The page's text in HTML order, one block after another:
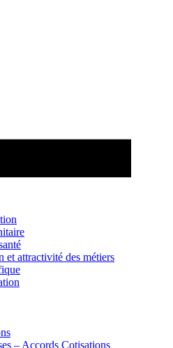
et attractivité des métiers
– Accords Cotisations